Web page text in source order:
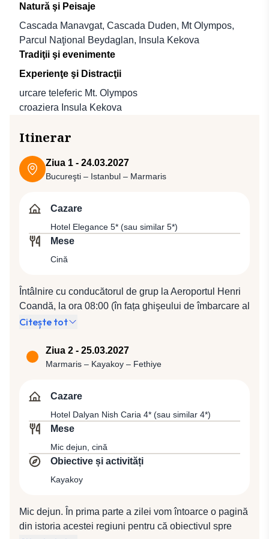
Natură şi Peisaje
Cascada Manavgat, Cascada Duden, Mt Olympos,
Parcul Naţional Beydaglan, Insula Kekova
Tradiţii şi evenimente
Experienţe şi Distracţii
urcare teleferic Mt. Olympos
croaziera Insula Kekova
Itinerar
Ziua 1 - 24.03.2027
Bucureşti – Istanbul – Marmaris
Cazare
Hotel Elegance 5* (sau similar 5*)
Mese
Cină
Întâlnire cu conducătorul de grup la Aeroportul Henri
Coandă, la ora 08:00 (în fața ghişeului de îmbarcare al
companiei Turkish Airlines). Plecare spre Istanbul cu
12:45), de unde se va pleca cu zborul TK 2560 (15:00
/ 16:20) spre Marmaris, una dintre perlele litoralului
pentru a ne bucura de aceste locuri încântătoare şi
Elegance 5* (sau similar 5*).
Citește tot
Ziua 2 - 25.03.2027
Marmaris – Kayakoy – Fethiye
Cazare
Hotel Dalyan Nish Caria 4* (sau similar 4*)
Mese
Mic dejun, cină
Obiective și activități
Kayakoy
Mic dejun. În prima parte a zilei vom întoarce o pagină
din istoria acestei regiuni pentru că obiectivul spre